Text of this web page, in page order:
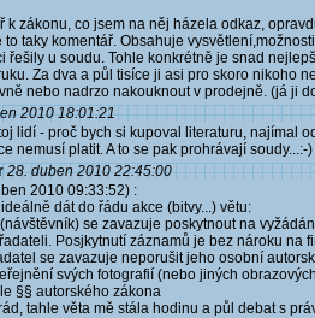
k zákonu, co jsem na něj házela odkaz,
to taky komentář. Obsahuje
řešily u soudu. Tohle konkrétně je snad
Za dva a půl tisíce ji asi pro skoro nikoho
nebo nadrzo nakouknout v prodejně. (já ji
2010 18:01:21
lidí - proč bych si kupoval literaturu, najímal
nemusí platit. A to se pak prohrávají soudy...:-)
28. duben 2010 22:45:00
2010 09:33:52) :
dát do řádu akce (bitvy...) větu:
se zavazuje poskytnout na
Posjkytnutí záznamů je bez nároku na
se zavazuje neporušit jeho osobní
svých fotografií (nebo jiných
§§ autorského zákona
tahle věta mě stála hodinu a půl debat s